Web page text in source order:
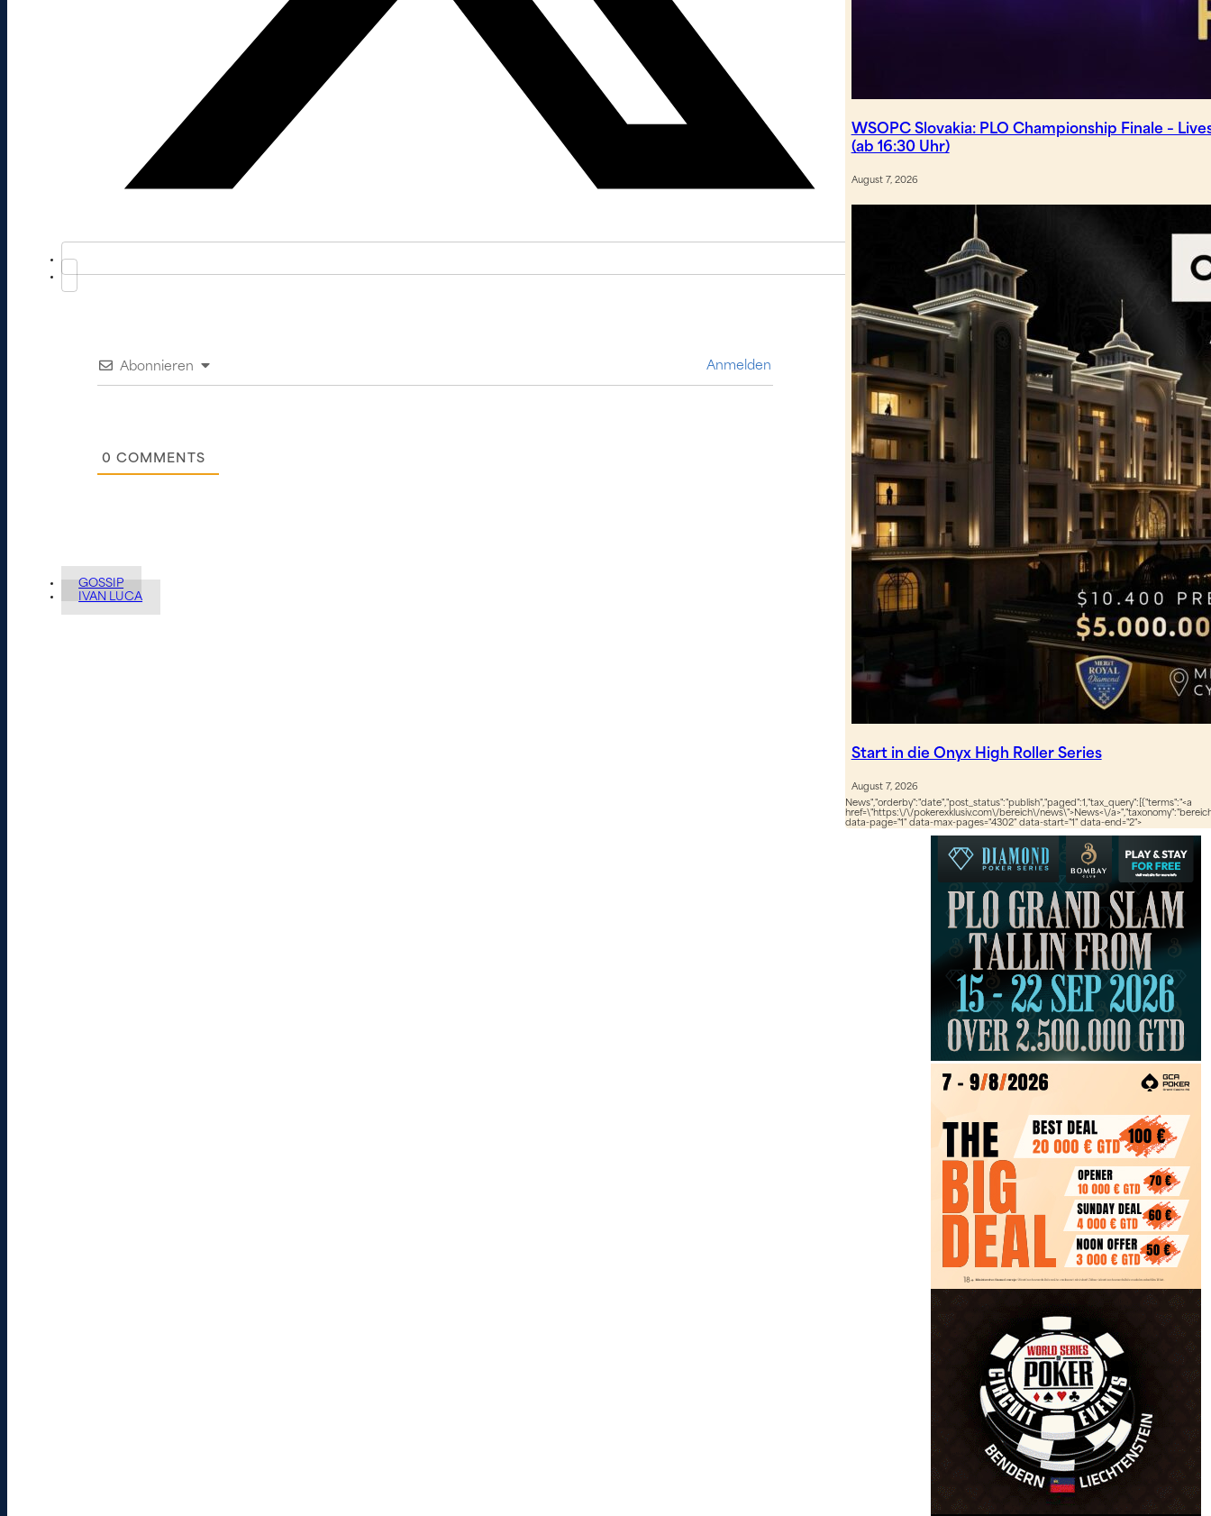
Abonnieren Anmelden
0 COMMENTS
GOSSIP
IVAN LUCA
WSOPC Slovakia: PLO Championship Finale –
(ab 16:30 Uhr)
August 7, 2026
Start in die Onyx High Roller Series
August 7, 2026
News","orderby":"date","post_status":"publish","paged":1,"tax_query":[{"terms":"<a
href=\"https:\/\/pokerexklusiv.com\/bereich\/news\">News<\/
data-page="1" data-max-pages="4302" data-start="1" data-end="2">